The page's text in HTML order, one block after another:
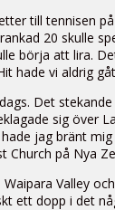
till tennisen
20 skulle
börja att lira.
hade vi aldrig
Det
sig över
jag bränt
Church på Nya
Valley
ett dopp i det